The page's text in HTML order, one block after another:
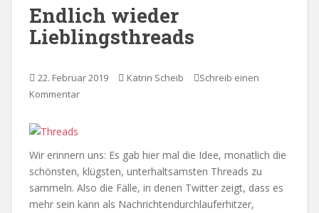
Endlich wieder
Lieblingsthreads
22. Februar 2019 Katrin Scheib
Schreib einen
Kommentar
Wir erinnern uns: Es gab hier mal die Idee, monatlich die
schönsten, klügsten, unterhaltsamsten Threads zu
sammeln. Also die Fälle, in denen Twitter zeigt, dass es
mehr sein kann als Nachrichtendurchlauferhitzer,